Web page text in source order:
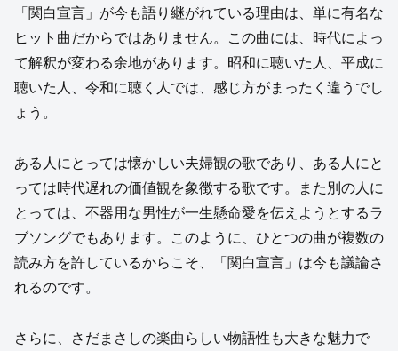
「関白宣言」が今も語り継がれている理由は、単に有名な
ヒット曲だからではありません。この曲には、時代によっ
て解釈が変わる余地があります。昭和に聴いた人、平成に
聴いた人、令和に聴く人では、感じ方がまったく違うでし
ょう。
ある人にとっては懐かしい夫婦観の歌であり、ある人にと
っては時代遅れの価値観を象徴する歌です。また別の人に
とっては、不器用な男性が一生懸命愛を伝えようとするラ
ブソングでもあります。このように、ひとつの曲が複数の
読み方を許しているからこそ、「関白宣言」は今も議論さ
れるのです。
さらに、さだまさしの楽曲らしい物語性も大きな魅力で